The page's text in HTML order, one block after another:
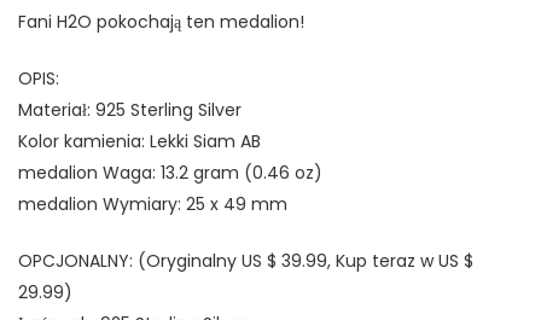
Fani H2O pokochają ten medalion!
OPIS:
Materiał: 925 Sterling Silver
Kolor kamienia: Lekki Siam AB
medalion Waga: 13.2 gram (0.46 oz)
medalion Wymiary: 25 x 49 mm
OPCJONALNY: (Oryginalny US $ 39.99, Kup teraz w US $
29.99)